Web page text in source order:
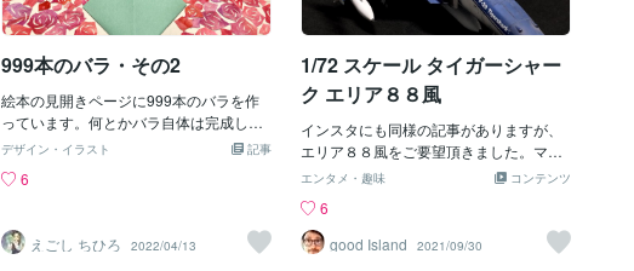
■・・・・・・・・・・・・・・・・・・・・・・・・・・・・
しています。咄嗟に手土産やプレゼント
を用意しないといけない時にこのリスト
は役に立っています。今回は「このプレ
の体験談をご紹介します。出産祝いの例
ですが、他のケースでも考え方は同じか
と思うのでぜひ参考にしてみてください
😊①その人のことを考えてプレゼントを
んな気持ちを伝えたい？」ってちゃんと
考えていますか？私がいただいた出産祝
かりです。先生に猛アピールして、我が
子をなんとか第一志望校へ導いてくれた
らな～と思っています。それでは～
999本のバラ・その2
絵本の見開きページに999本のバラを作
っています。何とかバラ自体は完成し
て、あとは花束に仕立てるのみ。なかな
あり、セリフが入る余地もないほどでし
数に圧巻されます。自分で作っておいて
なんですが、凄いものが生まれてしまい
記事
デザイン・イラスト
6
えごし ちひろ 2022/04/13
1/72 スケール タイガーシャー
ク エリア８８風
インスタにも同様の記事がありますが、
エリア８８風をご要望頂きました。マス
キングでの塗装、余っていたデカールを
はありませんが、雰囲気は出ているので
OKをもらいましたー！基本工賃 30,000
円 （お得意様のため、実際はお値引き
コンテンツ
エンタメ・趣味
6
good Island
2021/09/30